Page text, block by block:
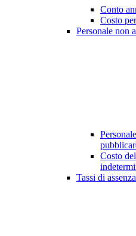
Conto
Costo
Personale non
Costo
Tassi di assenza